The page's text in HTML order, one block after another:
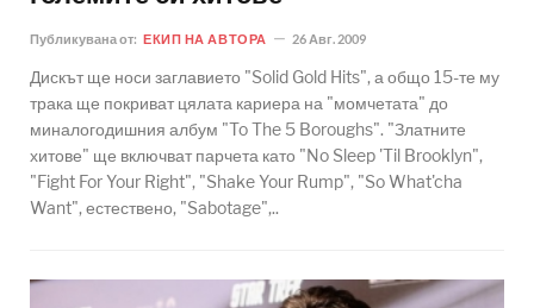
Публикувана от: ЕКИП НА АВТОРА 26 Авг. 2009
Дискът ще носи заглавието "Solid Gold Hits", а общо 15-те му
трака ще покриват цялата кариера на "момчетата" до
миналогодишния албум "To The 5 Boroughs". "Златните
хитове" ще включват парчета като "No Sleep 'Til Brooklyn",
"Fight For Your Right", "Shake Your Rump", "So What'cha
Want", естествено, "Sabotage",..